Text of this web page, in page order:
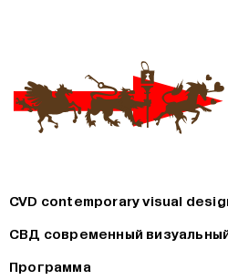
CVD contemporary visual
СВД современный
Программа